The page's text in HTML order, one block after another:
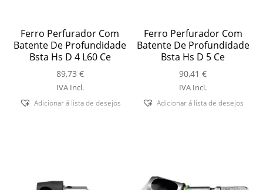
Ferro Perfurador Com
Batente De Profundidade
Bsta Hs D 4 L60 Ce
89,73 €
IVA Incl.
Adicionar á lista de desejos
Ferro Perfurador Com
Batente De Profundidade
Bsta Hs D 5 Ce
90,41€
IVA Incl.
Adicionar á lista de desejos